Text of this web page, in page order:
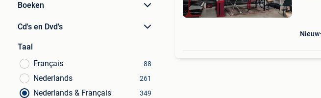
Boeken
Cd's en Dvd's
Taal
Français
88
Nederlands 261
Nederlands & Français 349
Nieuw